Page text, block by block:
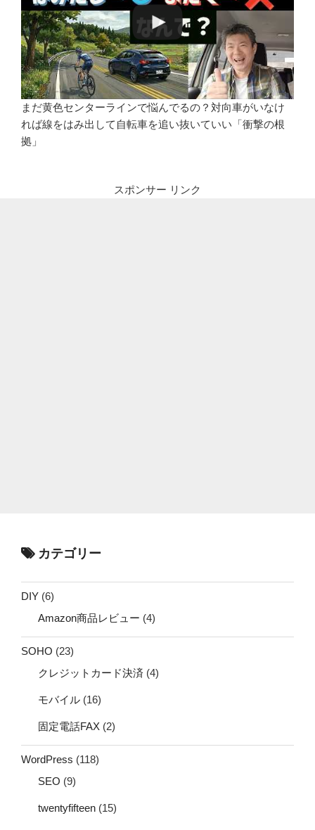
まだ黄色センターラインで悩んでるの？対向車がいなけ
れば線をはみ出して自転車を追い抜いていい「衝撃の根
拠」
スポンサー リンク
カテゴリー
DIY (6)
Amazon商品レビュー (4)
SOHO (23)
クレジットカード決済 (4)
モバイル (16)
固定電話FAX (2)
WordPress (118)
SEO (9)
twentyfifteen (15)